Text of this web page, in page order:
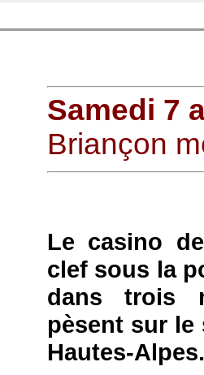
Samedi 7
Briançon
Le casino
clef sous la
dans trois
pèsent sur le
Hautes-Alpes.